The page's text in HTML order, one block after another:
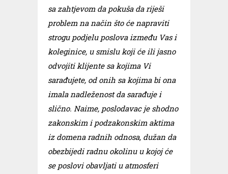
sa zahtjevom da pokuša da riješi
problem na način što će napraviti
strogu podjelu poslova između Vas i
koleginice, u smislu koji će ili jasno
odvojiti klijente sa kojima Vi
sarađujete, od onih sa kojima bi ona
imala nadleženost da sarađuje i
slično. Naime, poslodavac je shodno
zakonskim i podzakonskim aktima
iz domena radnih odnosa, dužan da
obezbijedi radnu okolinu u kojoj će
se poslovi obavljati u atmosferi